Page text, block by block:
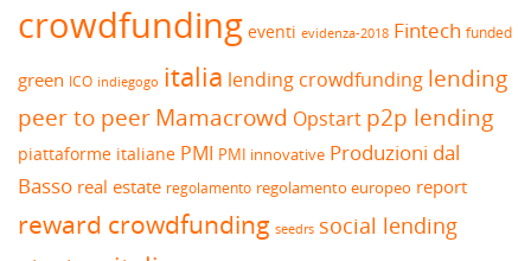
crowdfunding eventi evidenza-2018 Fintech funded
green ICO indiegogo italia lending crowdfunding lending
peer to peerMamacrowd Opstart p2p lending
piattaforme italiane PMI PMI innovative Produzioni dal
Basso real estate regolamento regolamento europeo report
reward crowdfunding seedrs social lending